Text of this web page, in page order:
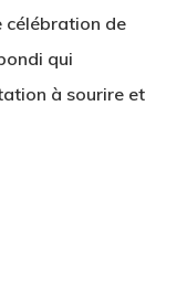
célébration de
qui
à sourire et